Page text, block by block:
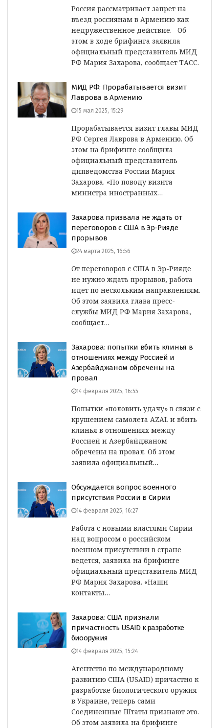
Россия рассматривает запрет на
въезд россиянам в Армению как
недружественное действие. Об
этом в ходе брифинга заявила
официальный представитель МИД
РФ Мария Захарова, сообщает ТАСС.
МИД РФ: Прорабатывается визит
Лаврова в Армению
15 мая 2025, 15:29
Прорабатывается визит главы МИД
РФ Сергея Лаврова в Армению. Об
этом на брифинге сообщила
официальный представитель
дипведомства России Мария
Захарова. «По поводу визита
министра иностранных…
Захарова призвала не ждать от
переговоров с США в Эр-Рияде
прорывов
24 марта 2025, 16:56
От переговоров с США в Эр-Рияде
не нужно ждать прорывов, работа
идет по нескольким направлениям.
Об этом заявила глава пресс-
службы МИД РФ Мария Захарова,
сообщает…
Захарова: попытки вбить клинья в
отношениях между Россией и
Азербайджаном обречены на
провал
14 февраля 2025, 16:55
Попытки «половить удачу» в связи с
крушением самолета AZAL и вбить
клинья в отношениях между
Россией и Азербайджаном
обречены на провал. Об этом
заявила официальный…
Обсуждается вопрос военного
присутствия России в Сирии
14 февраля 2025, 16:27
Работа с новыми властями Сирии
над вопросом о российском
военном присутствии в стране
ведется, заявила на брифинге
официальный представитель МИД
РФ Мария Захарова. «Наши
контакты…
Захарова: США признали
причастность USAIDк разработке
биооружия
14 февраля 2025, 15:24
Агентство по международному
развитию США (USAID) причастно к
разработке биологического оружия
в Украине, теперь сами
Соединенные Штаты признают это.
Об этом заявила на брифинге